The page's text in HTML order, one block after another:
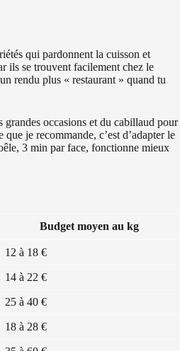
qui pardonnent la cuisson et
ils se trouvent facilement chez le
rendu plus « restaurant » quand tu
grandes occasions et du cabillaud pour
je recommande, c’est d’adapter le
3 min par face, fonctionne mieux
Budget moyen au kg
12 à 18 €
14 à 22 €
25 à 40 €
18 à 28 €